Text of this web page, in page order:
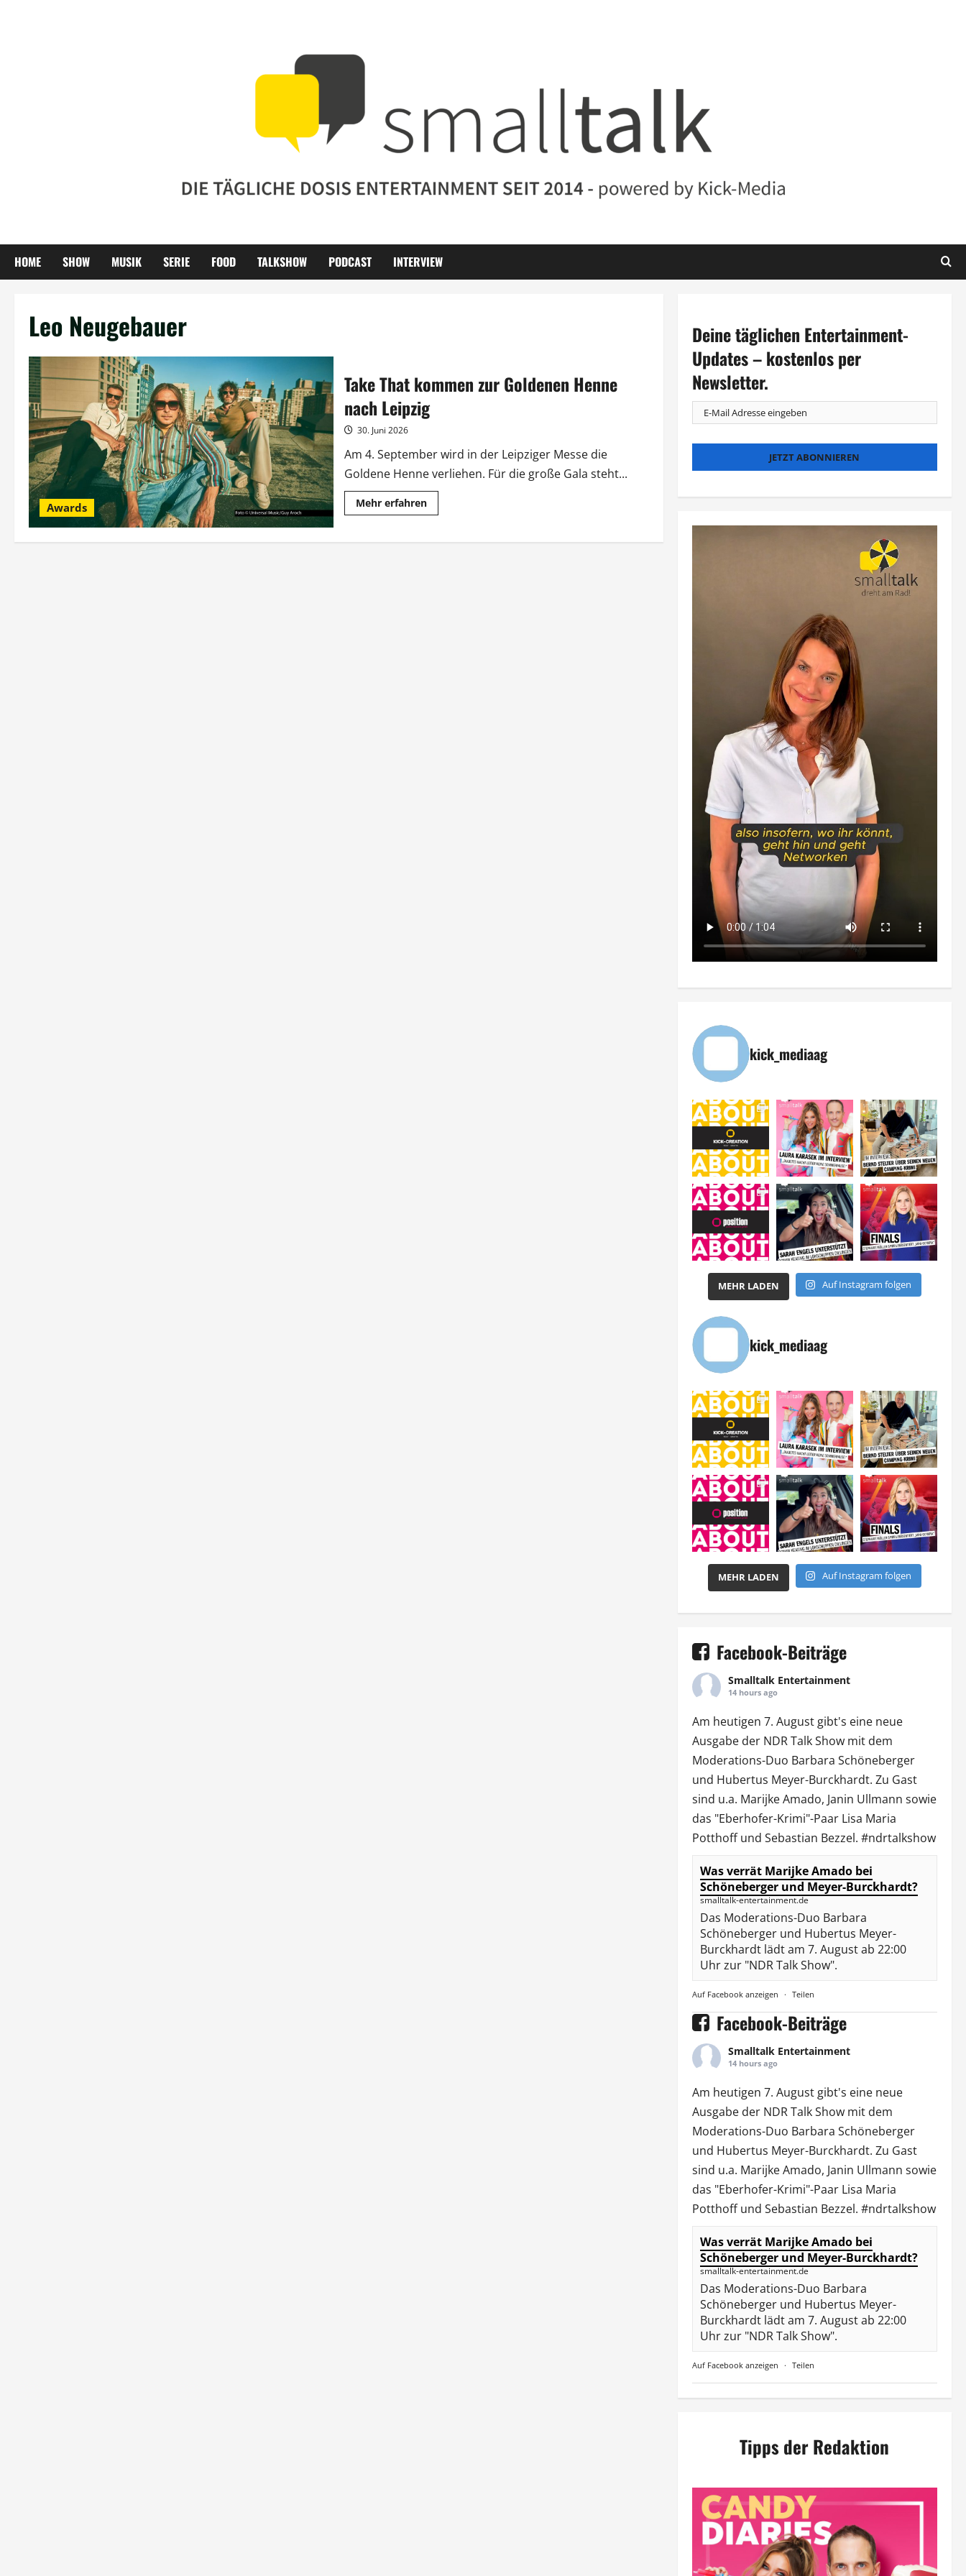
HOME SHOW MUSIK SERIE FOOD TALKSHOW PODCAST INTERVIEW
Leo Neugebauer
Awards
Take That kommen zur Goldenen Henne
nach Leipzig
30. Juni 2026
Am 4. September wird in der Leipziger Messe die
Goldene Henne verliehen. Für die große Gala steht...
Mehr erfahrenMehr
Informationen
That
Deine täglichen Entertainment-
Updates – kostenlos per
Newsletter.
kick_mediaag
MEHR LADEN Auf Instagram folgen
kick_mediaag
MEHR LADEN Auf Instagram folgen
Facebook-Beiträge
Smalltalk Entertainment
14 hours ago
Am heutigen 7. August gibt's eine neue
Ausgabe der NDR Talk Showmit dem
Moderations-Duo Barbara Schöneberger
und Hubertus Meyer-Burckhardt. Zu Gast
sind u.a. Marijke Amado, Janin Ullmann sowie
das "Eberhofer-Krimi"-Paar Lisa Maria
Potthoff und Sebastian Bezzel. #ndrtalkshow
Was verrät Marijke Amado bei
Schöneberger und Meyer-Burckhardt?
smalltalk-entertainment.de
Das Moderations-Duo Barbara
Schöneberger und Hubertus Meyer-
Burckhardt lädt am 7. August ab 22:00
Uhr zur "NDR Talk Show".
Auf Facebook anzeigen · Teilen
Facebook-Beiträge
Smalltalk Entertainment
14 hours ago
Am heutigen 7. August gibt's eine neue
Ausgabe der NDR Talk Showmit dem
Moderations-Duo Barbara Schöneberger
und Hubertus Meyer-Burckhardt. Zu Gast
sind u.a. Marijke Amado, Janin Ullmann sowie
das "Eberhofer-Krimi"-Paar Lisa Maria
Potthoff und Sebastian Bezzel. #ndrtalkshow
Was verrät Marijke Amado bei
Schöneberger und Meyer-Burckhardt?
smalltalk-entertainment.de
Das Moderations-Duo Barbara
Schöneberger und Hubertus Meyer-
Burckhardt lädt am 7. August ab 22:00
Uhr zur "NDR Talk Show".
Auf Facebook anzeigen · Teilen
Tipps der Redaktion